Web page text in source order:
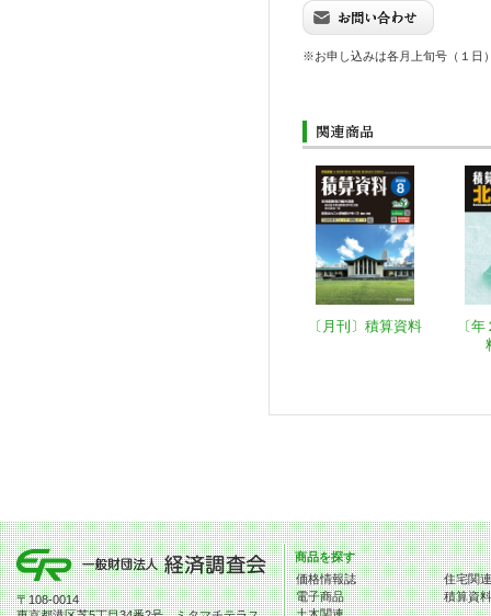
※お申し込みは各月上旬号（１日
〔月刊〕積算資料
〔
〒108-0014
商品を探す
価格情報誌
電子商品
住宅関連
積算資